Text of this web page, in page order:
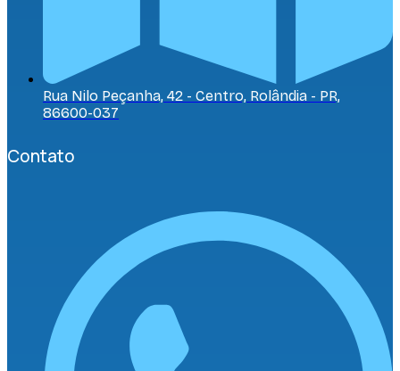
Rua Nilo Peçanha, 42 - Centro, Rolândia - PR,
86600-037
Contato